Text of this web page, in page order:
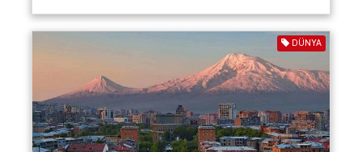
DÜNYA